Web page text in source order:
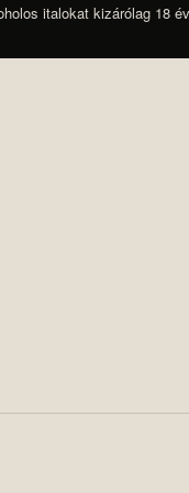
italokat kizárólag 18